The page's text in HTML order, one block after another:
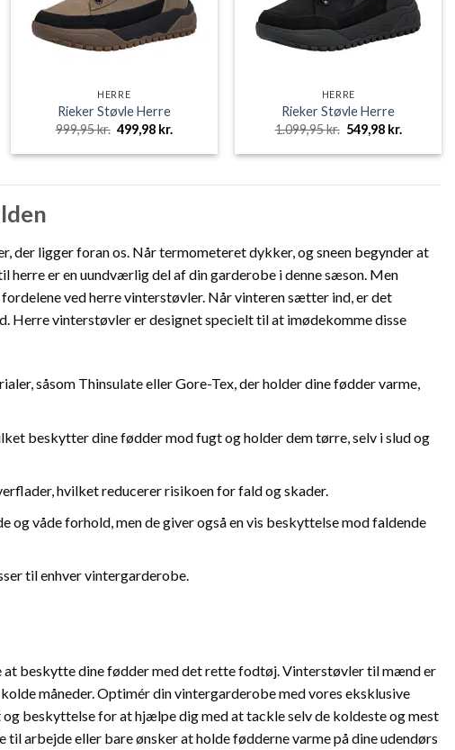
HERRE
Rieker Støvle Herre
999,95kr. Den
oprindelige
pris
499,98 kr.
pris
HERRE
Rieker Støvle Herre
1.099,95kr. Den
oprindelige
pris
549,98 kr.
pris
der ligger foran os. Når termometeret dykker, og sneen begynder at
er en uundværlig del af din garderobe i denne sæson. Men
ved herre vinterstøvler. Når vinteren sætter ind, er det
Herre vinterstøvler er designet specielt til at imødekomme disse
såsom Thinsulate eller Gore-Tex, der holder dine fødder varme,
beskytter dine fødder mod fugt og holder dem tørre, selv i slud og
hvilket reducerer risikoen for fald og skader.
våde forhold, men de giver også en vis beskyttelse mod faldende
til enhver vintergarderobe.
beskytte dine fødder med det rette fodtøj. Vinterstøvler til mænd er
måneder. Optimér din vintergarderobe med vores eksklusive
beskyttelse for at hjælpe dig med at tackle selv de koldeste og mest
arbejde eller bare ønsker at holde fødderne varme på dine udendørs